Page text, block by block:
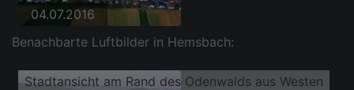
04.07.2016
Benachbarte Luftbilder in Hemsbach:
Stadtansicht am Rand des Odenwalds aus Westen